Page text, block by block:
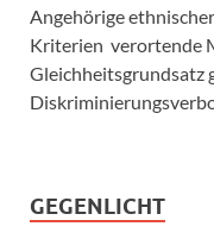
Angehörige
Kriterien verortende
Gleichheitsgrundsatz
GEGENLICHT